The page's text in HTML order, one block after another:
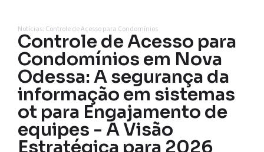
Notícias: Controle de Acesso para Condomínios
Controle de Acesso para
Condomínios em Nova
Odessa: A segurança da
informação em sistemas
ot para Engajamento de
equipes - A Visão
Estratégica para 2026